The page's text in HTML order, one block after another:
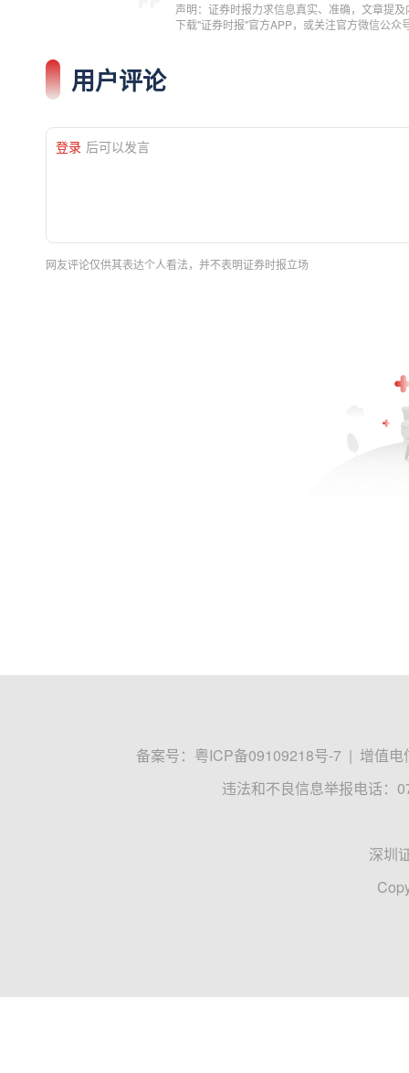
声明：证券时报力求信息真实、准确，文章提
下载"证券时报"官方APP，或关注官方微信公
用户评论
登录 后可以发言
网友评论仅供其表达个人看法，并不表明证券时报立场
备案号： 粤ICP备09109218号-7 | 增值电
违法和不良信息举报电话：
深圳